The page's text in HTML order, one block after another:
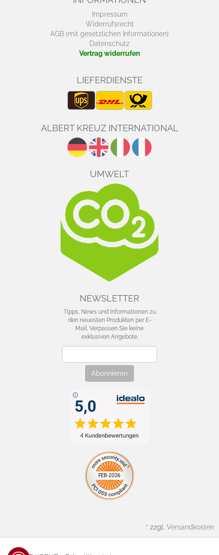
Impressum
Widerrufsrecht
AGB (mit gesetzlichen Informationen)
Datenschutz
Vertrag widerrufen
LIEFERDIENSTE
ALBERT KREUZ INTERNATIONAL
UMWELT
NEWSLETTER
Tipps, News und Informationen zu
den neuesten Produkten per E-
Mail. Verpassen Sie keine
exklusiven Angebote.
Abonnieren
* zzgl. Versandkosten